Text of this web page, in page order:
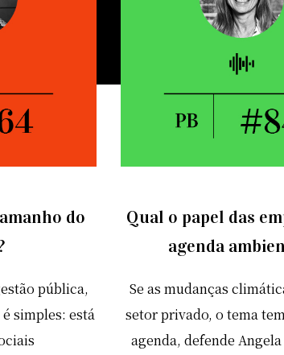
do
pública,
simples: está
Qual o papel das
agenda
Se as mudanças
setor privado, o tema tem
agenda, defende Angela